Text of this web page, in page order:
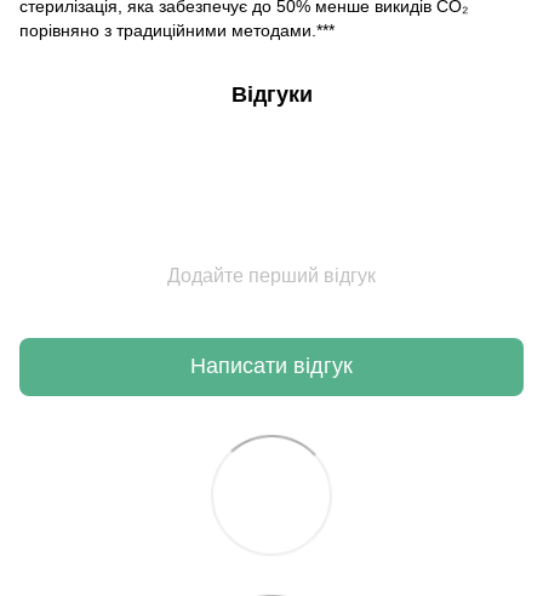
стерилізація, яка забезпечує до 50% менше викидів CO₂
порівняно з традиційними методами.***
Відгуки
Додайте перший відгук
Написати відгук